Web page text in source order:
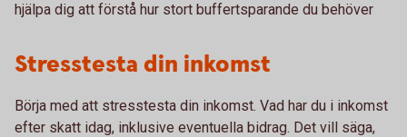
hjälpa dig att förstå hur stort buffertsparande du behöver
Stresstesta din inkomst
Börja med att stresstesta din inkomst. Vad har du i inkomst
efter skatt idag, inklusive eventuella bidrag. Det vill säga,